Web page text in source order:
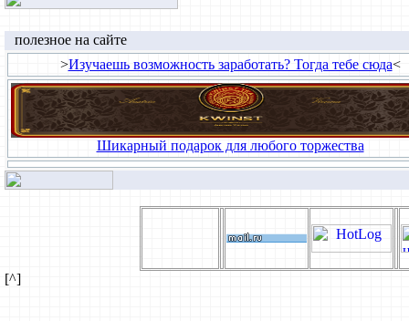
полезное на сайте
>Изучаешь возможность заработать? Тогда тебе сюда<
Шикарный подарок для любого торжества
[^]